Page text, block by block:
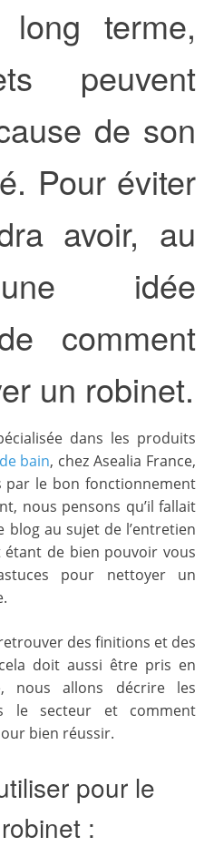
terme,
peuvent
de son
Pour éviter
avoir, au
idée
comment
un robinet.
dans les produits
bain, chez Asealia France,
par le bon fonctionnement
nous pensons qu’il fallait
au sujet de l’entretien
de bien pouvoir vous
pour nettoyer un
des finitions et des
doit aussi être pris en
nous allons décrire les
le secteur et comment
bien réussir.
pour le
: